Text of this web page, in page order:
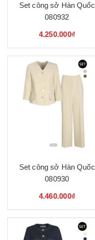
Set công sở Hàn Quốc
080932
4.250.000₫
Set công sở Hàn Quốc
080930
4.460.000₫